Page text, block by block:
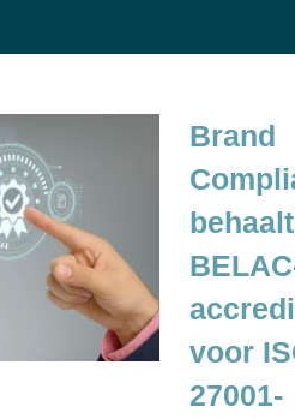
Brand
behaalt
voor
27001-